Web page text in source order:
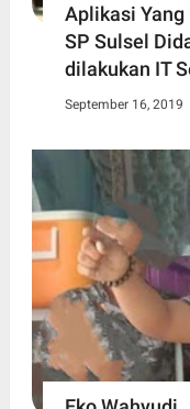
Aplikasi
SP Sulsel
dilakukan IT
September 16, 2019